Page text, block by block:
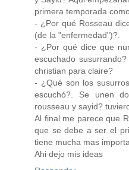
primera temporada
- ¿Por qué Rosseau
(de la "enfermedad")?.
- ¿Por qué dice que
escuchado
christian para claire?
- ¿Qué son los
escuchó?. Se unen
rousseau y sayid?
Al final me parece que
que se debe a ser el
tiene mucha mas
Ahi dejo mis ideas